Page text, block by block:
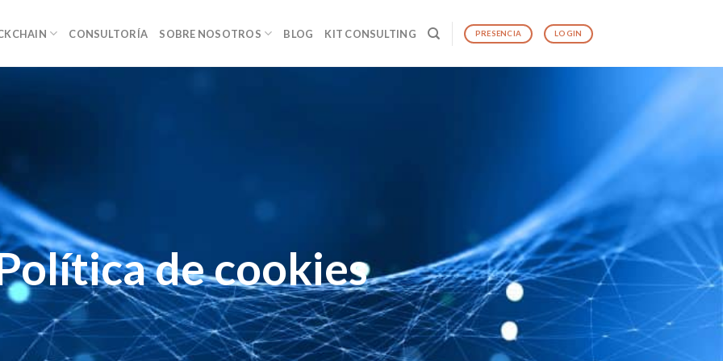
CONSULTORÍA SOBRE NOSOTROS BLOG KIT CONSULTING PRESENCIA LOGIN
de cookies